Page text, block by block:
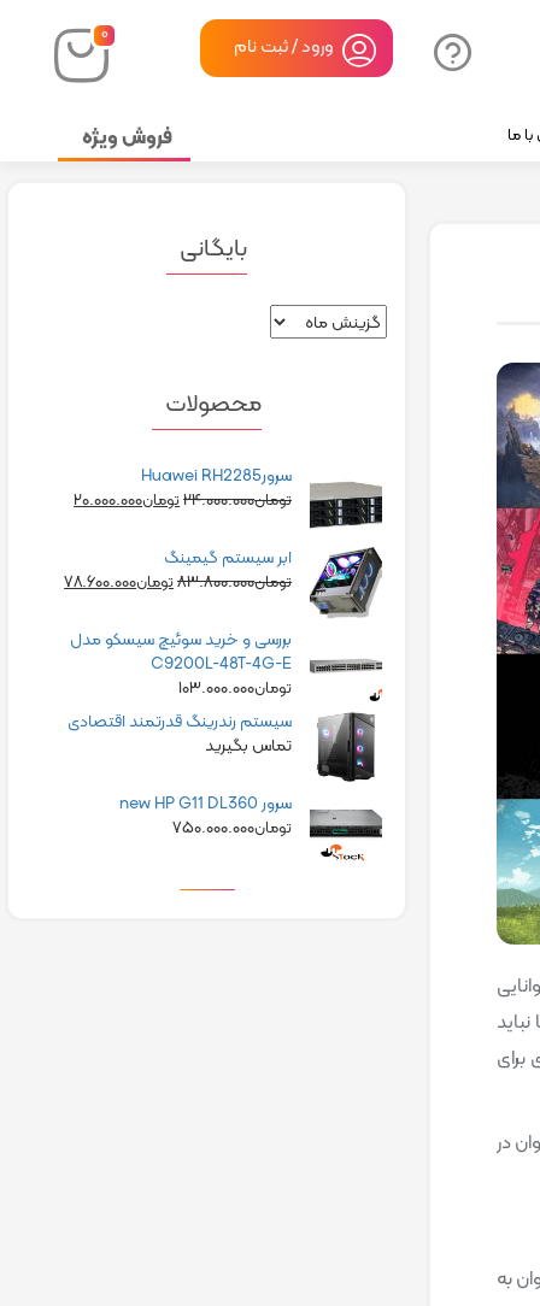
۰ ورود / ثبت نام
ما فروش ویژه
برای
در
استیشن 4 و ایکس باکس وان به
بایگانی
محصولات
سرورHuawei RH2285
تومان۲۴.۰۰۰.۰۰۰تومان۲۰.۰۰۰.۰۰۰
ابر سیستم گیمینگ
تومان۸۳.۸۰۰.۰۰۰تومان۷۸.۶۰۰.۰۰۰
بررسی و خرید سوئیچ سیسکو مدل
C9200L-48T-4G-E
تومان۱۰۳.۰۰۰.۰۰۰
سیستم رندرینگ قدرتمند اقتصادی
تماس بگیرید
سرور new HP G11 DL360
تومان۷۵۰.۰۰۰.۰۰۰